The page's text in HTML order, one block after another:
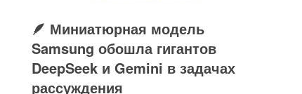
🪶 Миниатюрная модель
Samsung обошла гигантов
DeepSeek и Gemini в задачах
рассуждения